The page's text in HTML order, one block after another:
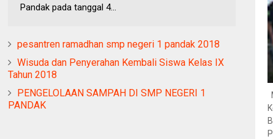
Pandak pada tanggal 4...
pesantren ramadhan smp negeri 1 pandak 2018
Wisuda dan Penyerahan Kembali Siswa Kelas IX
Tahun 2018
PENGELOLAAN SAMPAH DI SMP NEGERI 1
PANDAK